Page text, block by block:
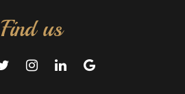
Find us